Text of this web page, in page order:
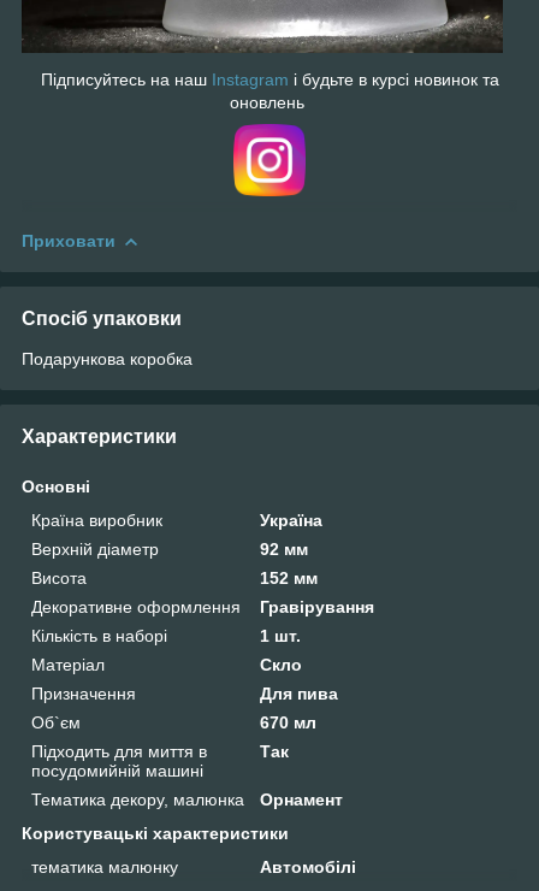
Підписуйтесь на наш Instagram і будьте в курсі новинок та
оновлень
Приховати
Спосіб упаковки
Подарункова коробка
Характеристики
Основні
Країна виробник
Україна
Верхній діаметр
92 мм
Висота
152 мм
Декоративне оформлення
Гравірування
Кількість в наборі
1 шт.
Матеріал
Скло
Призначення
Для пива
Об`єм
670 мл
Підходить для миття в
посудомийній машині
Так
Тематика декору, малюнка
Орнамент
Користувацькі характеристики
тематика малюнку
Автомобілі